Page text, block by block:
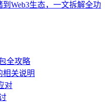
Web3生态，一文拆解全功
全攻略
相关说明
对